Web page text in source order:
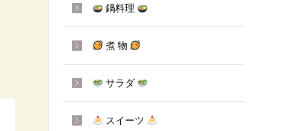
鍋料理
煮 物
サラダ
スイーツ